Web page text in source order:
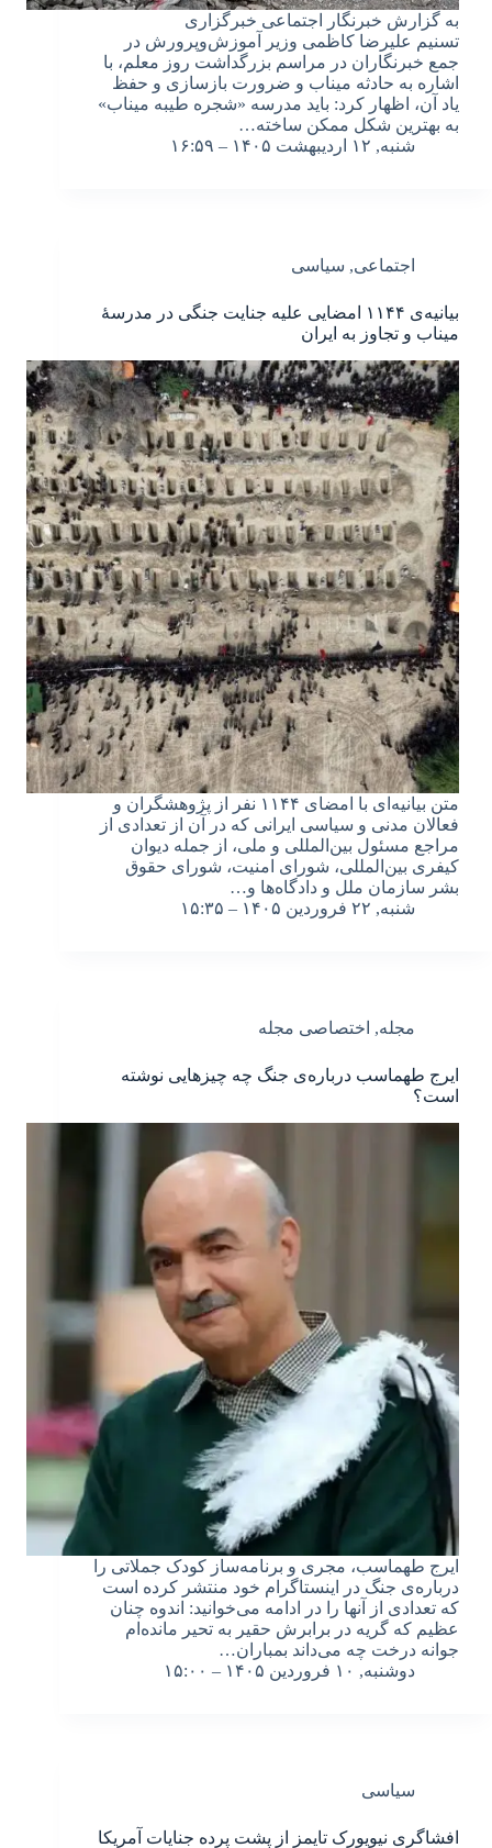
به گزارش خبرنگار اجتماعی خبرگزاری
تسنیم علیرضا کاظمی وزیر آموزش‌وپرورش در
جمع خبرنگاران در مراسم بزرگداشت روز معلم، با
اشاره به حادثه میناب و ضرورت بازسازی و حفظ
یاد آن، اظهار کرد: باید مدرسه «شجره طیبه میناب»
به بهترین شکل ممکن ساخته…
شنبه, ۱۲ اردیبهشت ۱۴۰۵ – ۱۶:۵۹
اجتماعی, سیاسی
بیانیه‌ی ۱۱۴۴ امضایی علیه جنایت جنگی در مدرسهٔ
میناب و تجاوز به ایران
متن بیانیه‌ای با امضای ۱۱۴۴ نفر از پژوهشگران و
فعالان مدنی و سیاسی ایرانی که در آن از تعدادی از
مراجع مسئول بین‌المللی و ملی، از جمله دیوان
کیفری بین‌المللی، شورای امنیت، شورای حقوق
بشر سازمان ملل و دادگاه‌ها و…
شنبه, ۲۲ فروردین ۱۴۰۵ – ۱۵:۳۵
مجله, اختصاصی مجله
ایرج طهماسب درباره‌ی جنگ چه چیزهایی نوشته
است؟
ایرج طهماسب، مجری و برنامه‌ساز کودک جملاتی را
درباره‌ی جنگ در اینستاگرام خود منتشر کرده است
که تعدادی از آنها را در ادامه می‌خوانید: اندوه چنان
عظیم که گریه در برابرش حقیر به تحیر مانده‌ام
جوانه درخت چه می‌داند بمباران…
دوشنبه, ۱۰ فروردین ۱۴۰۵ – ۱۵:۰۰
سیاسی
افشاگری نیویورک تایمز از پشت پرده جنایات آمریکا